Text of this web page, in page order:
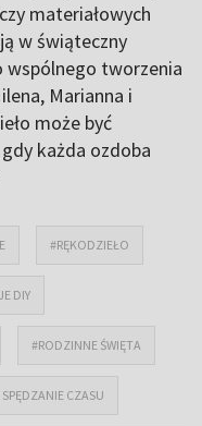
materiałowych
w świąteczny
wspólnego tworzenia
Marianna i
może być
każda ozdoba
#RĘKODZIEŁO
DIY
#RODZINNE ŚWIĘTA
SPĘDZANIE CZASU